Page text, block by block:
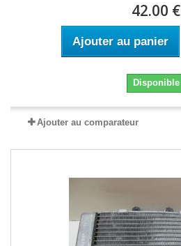
42.00 €
Ajouter au panier
Disponible
Ajouter au comparateur